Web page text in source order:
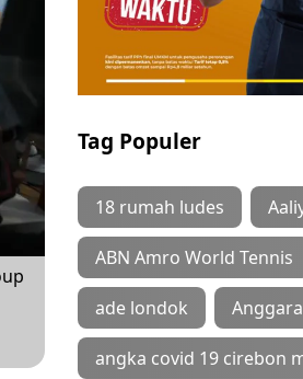
Tag Populer
18 rumah ludes
ABN Amro World Tennis
ade londok
angka covid 19 cirebon